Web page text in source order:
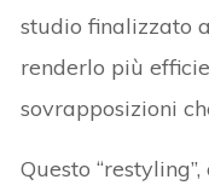
studio finalizzato
renderlo più
sovrapposizioni
Questo